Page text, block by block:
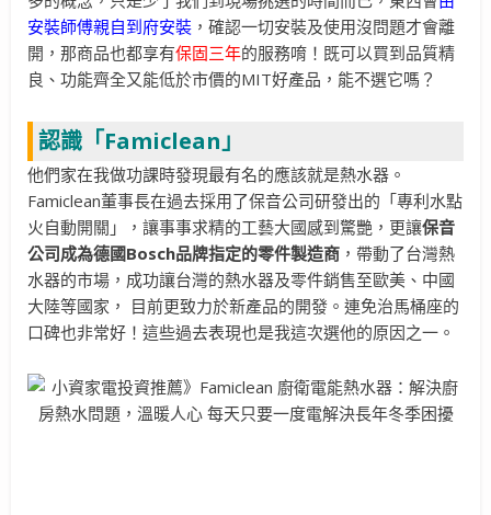
安裝師傅親自到府安裝 ，確認一切安裝及使用沒問題才會離
開，那商品也都享有保固三年的服務唷！既可以買到品質精
良、功能齊全又能低於市價的MIT好產品，能不選它嗎？
認識「Famiclean」
他們家在我做功課時發現最有名的應該就是熱水器。
Famiclean董事長在過去採用了保音公司研發出的「專利水點
火自動開關」，讓事事求精的工藝大國感到驚艷，更讓保音
公司成為德國Bosch品牌指定的零件製造商 ，帶動了台灣熱
水器的市場，成功讓台灣的熱水器及零件銷售至歐美、中國
大陸等國家， 目前更致力於新產品的開發。連免治馬桶座的
口碑也非常好！這些過去表現也是我這次選他的原因之一。